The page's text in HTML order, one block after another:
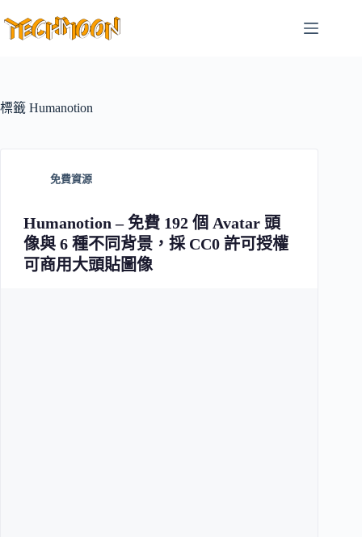
至
容
標籤 Humanotion
免費資源
Humanotion – 免費 192 個 Avatar 頭
像與 6 種不同背景，採 CC0 許可授權
可商用大頭貼圖像